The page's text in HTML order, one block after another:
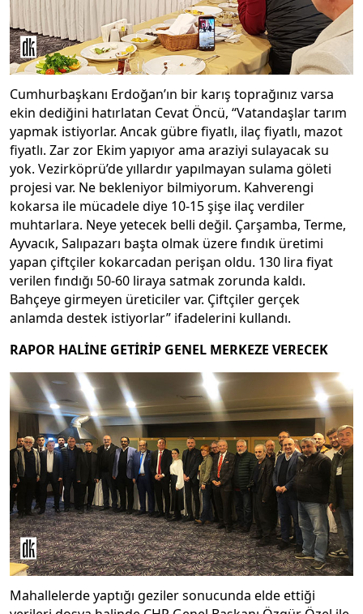
Cumhurbaşkanı Erdoğan’ın bir karış toprağınız varsa
ekin dediğini hatırlatan Cevat Öncü, “Vatandaşlar tarım
yapmak istiyorlar. Ancak gübre fiyatlı, ilaç fiyatlı, mazot
fiyatlı. Zar zor Ekim yapıyor ama araziyi sulayacak su
yok. Vezirköprü’de yıllardır yapılmayan sulama göleti
projesi var. Ne bekleniyor bilmiyorum. Kahverengi
kokarsa ile mücadele diye 10-15 şişe ilaç verdiler
muhtarlara. Neye yetecek belli değil. Çarşamba, Terme,
Ayvacık, Salıpazarı başta olmak üzere fındık üretimi
yapan çiftçiler kokarcadan perişan oldu. 130 lira fiyat
verilen fındığı 50-60 liraya satmak zorunda kaldı.
Bahçeye girmeyen üreticiler var. Çiftçiler gerçek
anlamda destek istiyorlar” ifadelerini kullandı.
RAPOR HALİNE GETİRİP GENEL MERKEZE VERECEK
Mahallelerde yaptığı geziler sonucunda elde ettiği